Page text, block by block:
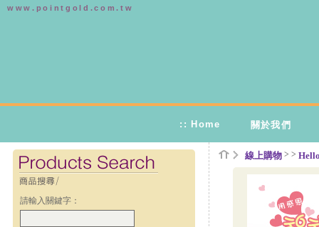
www.pointgold.com.tw
:: Home 關於我們
線上購物 > >
請輸入關鍵字：